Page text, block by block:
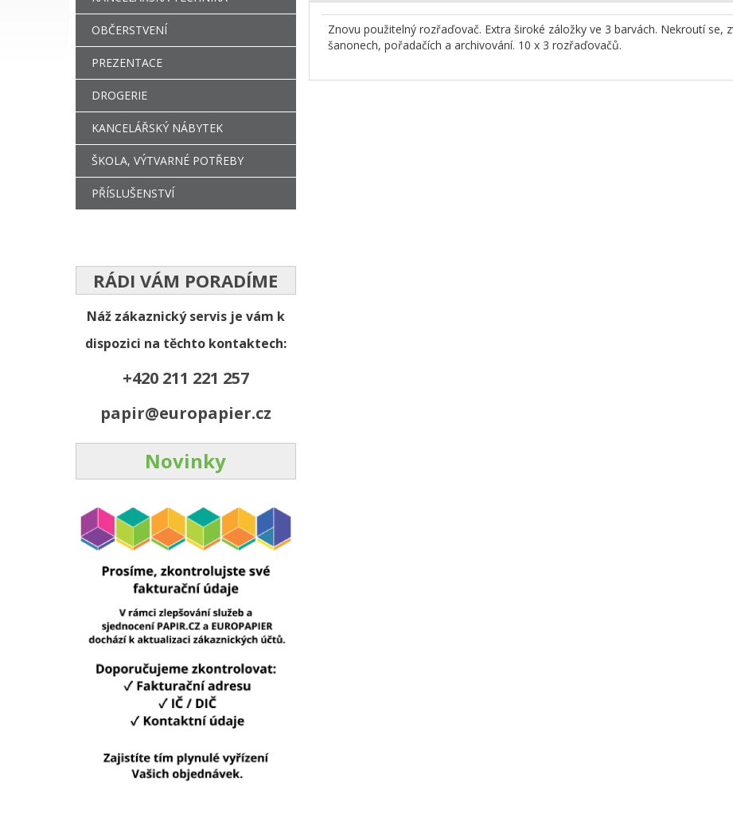
Znovu použitelný rozřaďovač. Extra široké záložky ve 3 barvách. Nekroutí se,
šanonech, pořadačích a archivování. 10 x 3 rozřaďovačů.
OBČERSTVENÍ
PREZENTACE
DROGERIE
KANCELÁŘSKÝ NÁBYTEK
ŠKOLA, VÝTVARNÉ POTŘEBY
PŘÍSLUŠENSTVÍ
RÁDI VÁM PORADÍME
Náž zákaznický servis je vám k
dispozici na těchto kontaktech:
+420 211 221 257
papir@europapier.cz
Novinky